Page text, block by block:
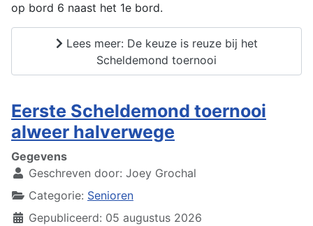
op bord 6 naast het 1e bord.
Lees meer: De keuze is reuze bij het
Scheldemond toernooi
Eerste Scheldemond toernooi
alweer halverwege
Gegevens
Geschreven door: Joey Grochal
Categorie: Senioren
Gepubliceerd: 05 augustus 2026